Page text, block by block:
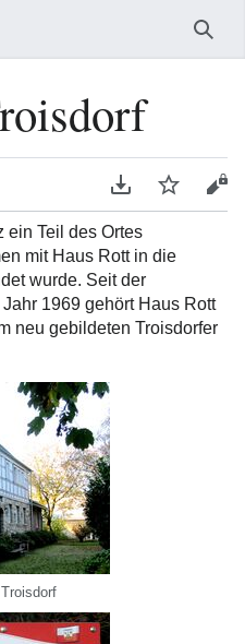
PDF
ein Teil des Ortes
mit Haus Rott in die
wurde. Seit der
1969 gehört Haus Rott
neu gebildeten Troisdorfer